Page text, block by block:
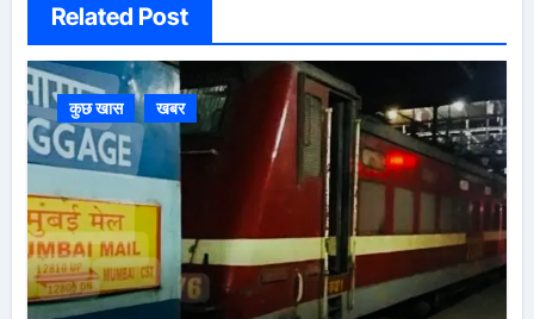
Related Post
कुछ खास खबर